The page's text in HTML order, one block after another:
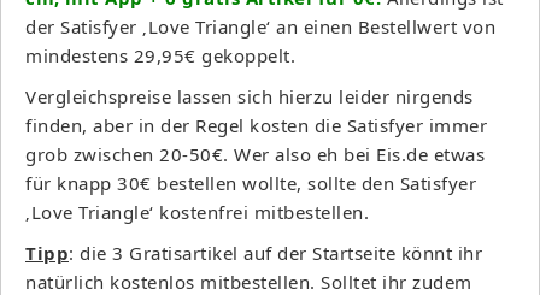
der Satisfyer ‚Love Triangle‘ an einen Bestellwert von
mindestens 29,95€ gekoppelt.
Vergleichspreise lassen sich hierzu leider nirgends
finden, aber in der Regel kosten die Satisfyer immer
grob zwischen 20-50€. Wer also eh bei Eis.de etwas
für knapp 30€ bestellen wollte, sollte den Satisfyer
‚Love Triangle‘ kostenfrei mitbestellen.
Tipp: die 3 Gratisartikel auf der Startseite könnt ihr
natürlich kostenlos mitbestellen. Solltet ihr zudem